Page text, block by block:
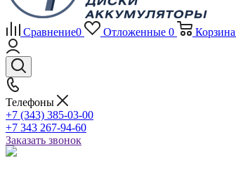
Сравнение0 Отложенные 0 Корзина
Телефоны
+7 (343) 385-03-00
+7 343 267-94-60
Заказать звонок